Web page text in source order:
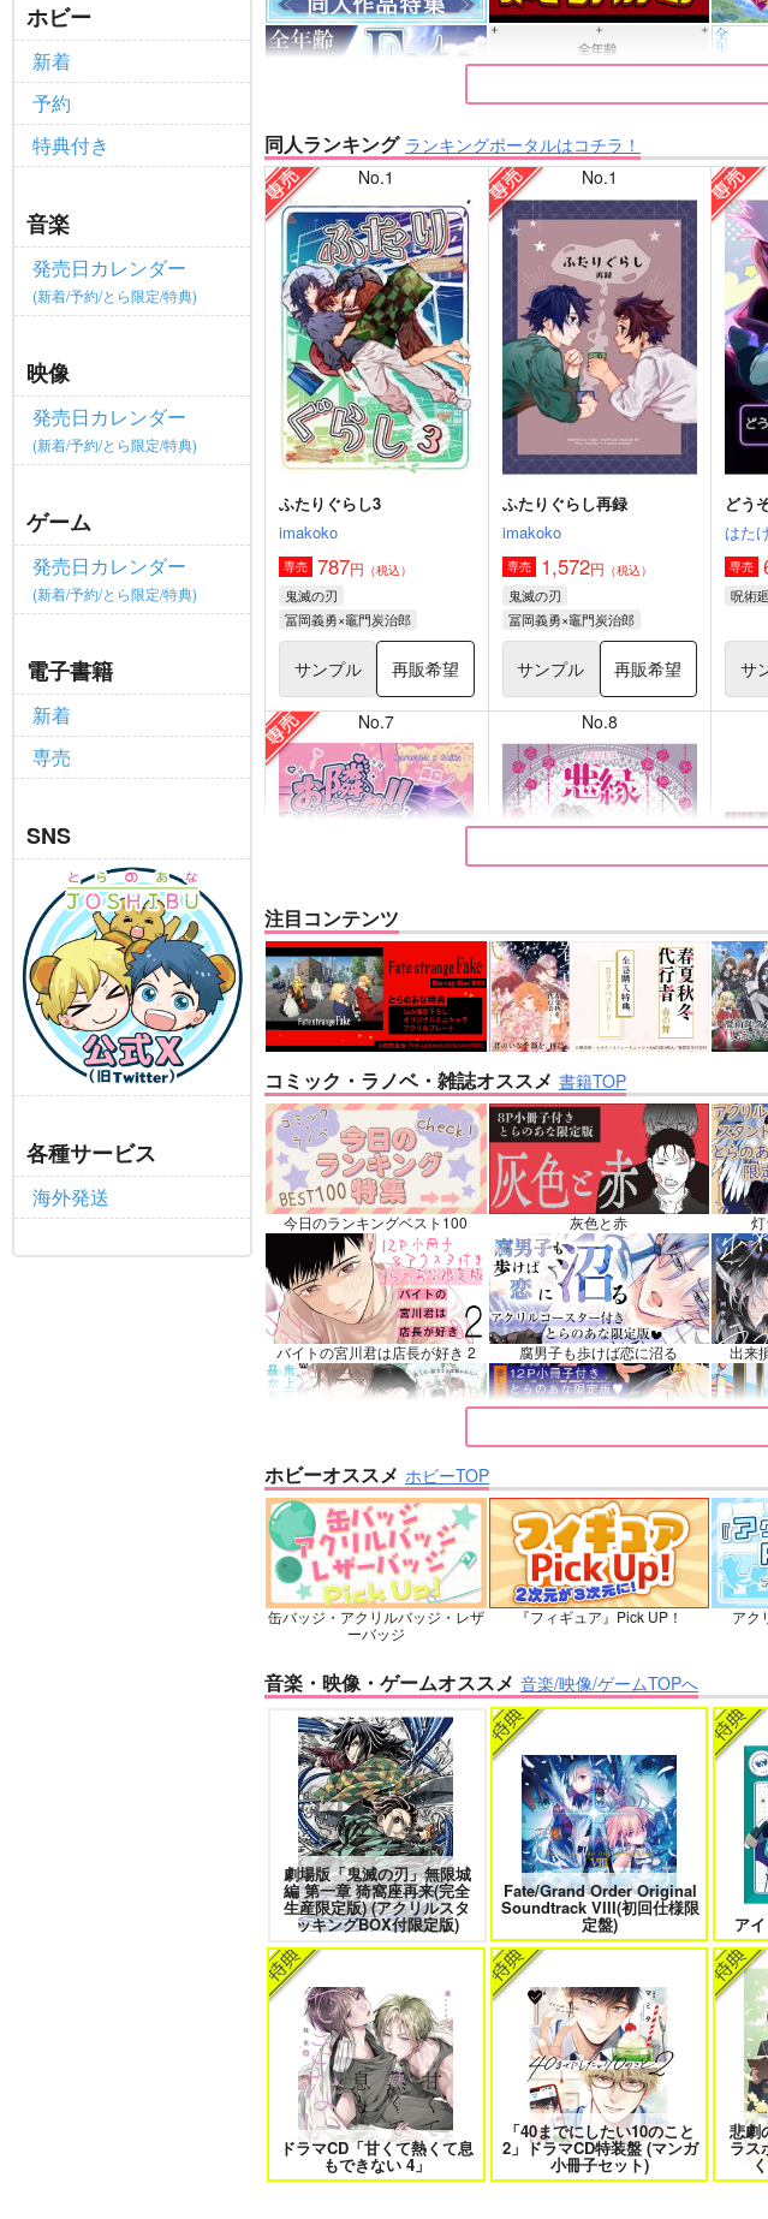
ホビー
新着
予約
特典付き
音楽
発売日カレンダー
(新着/予約/とら限定/特典)
映像
発売日カレンダー
(新着/予約/とら限定/特典)
ゲーム
発売日カレンダー
(新着/予約/とら限定/特典)
電子書籍
新着
専売
SNS
各種サービス
海外発送
同人ランキング ランキングポータルはコチラ！
No.1
ふたりぐらし3
imakoko
専売 787円 （税込）
鬼滅の刃
冨岡義勇×竈門炭治郎
サンプル 再販希望
No.1
ふたりぐらし再録
imakoko
専売 1,572円 （税込）
鬼滅の刃
冨岡義勇×竈門炭治郎
サンプル 再販希望
どう
はた
専売
呪術
サ
No.7
お隣パニック!!
キャロル
専売 1,100円（税込）
その他 カラスバ×セイカ
サンプル カート
No.8
悪縁
ぽむ屋
770円（税込）
Fate/Grand Order
マシュ・キリエライト
リリス
サンプル カート
Fate/
近藤
サ
注目コンテンツ
コミック・ラノベ・雑誌オススメ 書籍TOP
今日のランキングベスト100 灰色と赤
バイトの宮川君は店長が好き 2 腐男子も歩けば恋に沼る 出来
鬼上司・獄寺さんは暴かれたい。
6
忠犬部下とツンデレ少尉 2 じょうずに我慢できるまで
愛とかいろいろあるところ あなたは俺の運命でしょ！！
やらし
エンドロールは地獄まで 2 嘘つきなキスで今日もバイバイ
自分しか知らない彼氏の一面 1 明日もきみに会いに行く 2
オレはお前に推されたい!! 隠れ狼と流され子羊
ホビーオススメ ホビーTOP
缶バッジ・アクリルバッジ・レザ
ーバッジ
『フィギュア』Pick UP！ アク
音楽・映像・ゲームオススメ 音楽/映像/ゲームTOPへ
劇場版「鬼滅の刃」無限城
編 第一章 猗窩座再来(完全
生産限定版) (アクリルスタ
ッキングBOX付限定版)
Fate/Grand Order Original
Soundtrack VIII(初回仕様限
定盤) ア
ドラマCD「甘くて熱くて息
もできない 4」
「40までにしたい10のこと
2」ドラマCD特装盤 (マンガ
小冊子セット)
悲劇
ラス